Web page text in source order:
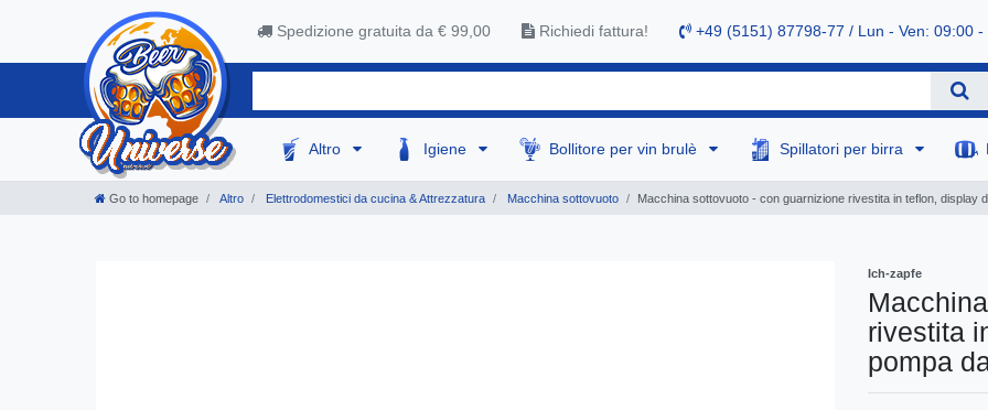
Spedizione gratuita da € 99,00 Richiedi fattura! +49 (5151) 87798-77 / Lun - Ven: 09:00 -
Altro Igiene Bollitore per vin brulè Spillatori per birra
Go to homepage Altro Elettrodomestici da cucina & Attrezzatura Macchina sottovuoto Macchina sottovuoto - con guarnizione rivestita in teflon, display
Ich-zapfe
rivestita
pompa